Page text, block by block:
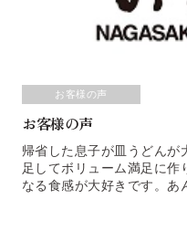
お客様の声
お客様の声
帰省した息子が皿うどんが
足してボリューム満足に作
なる食感が大好きです。あ
す。徳島県 I・Ｋ様長崎